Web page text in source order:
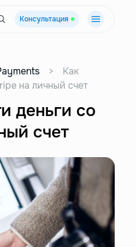
Консультация
>
Как
на личный счет
деньги со
счет